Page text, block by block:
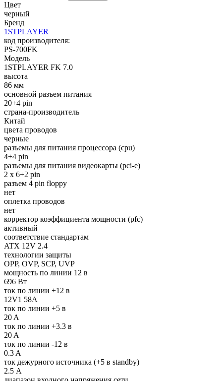
Цвет
черный
Бренд
1STPLAYER
код производителя:
PS-700FK
Модель
1STPLAYER FK 7.0
высота
86 мм
основной разъем питания
20+4 pin
страна-производитель
Китай
цвета проводов
черные
разъемы для питания процессора (cpu)
4+4 pin
разъемы для питания видеокарты (pci-e)
2 x 6+2 pin
разъем 4 pin floppy
нет
оплетка проводов
нет
корректор коэффициента мощности (pfc)
активный
соответствие стандартам
ATX 12V 2.4
технологии защиты
OPP, OVP, SCP, UVP
мощность по линии 12 в
696 Вт
ток по линии +12 в
12V1 58A
ток по линии +5 в
20 A
ток по линии +3.3 в
20 A
ток по линии -12 в
0.3 A
ток дежурного источника (+5 в standby)
2.5 А